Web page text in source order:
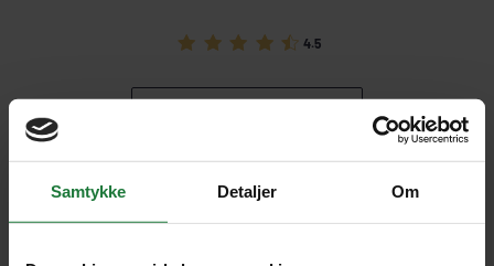
Samtykke Detaljer Om
4.5